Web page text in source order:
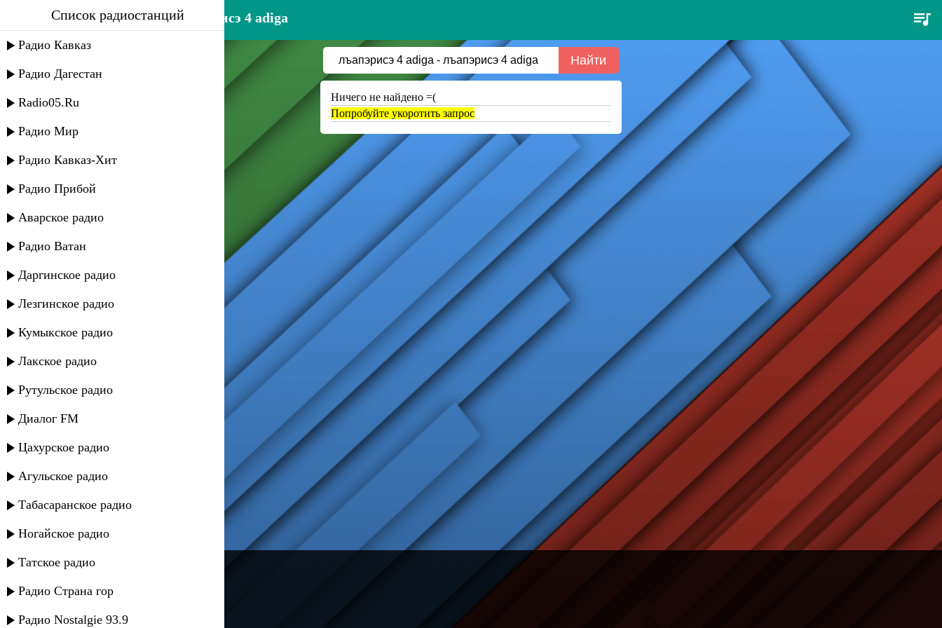
лъапэрисэ 4 adiga - лъапэрисэ 4 adiga
Список радиостанций
Радио Кавказ
Радио Дагестан
Radio05.Ru
Радио Мир
Радио Кавказ-Хит
Радио Прибой
Аварское радио
Радио Ватан
Даргинское радио
Лезгинское радио
Кумыкское радио
Лакское радио
Рутульское радио
Диалог FM
Цахурское радио
Агульское радио
Табасаранское радио
Ногайское радио
Татское радио
Радио Страна гор
Радио Nostalgie 93.9
Ничего не найдено =(
Попробуйте укоротить запрос
---
Русское радио